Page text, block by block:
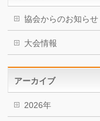
協会からのお知らせ
大会情報
アーカイブ
2026年